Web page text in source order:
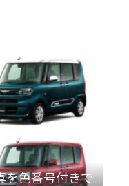
を色番号付きで